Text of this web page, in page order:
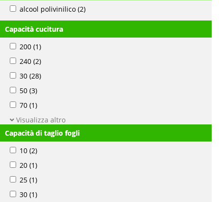
alcool polivinilico (2)
Capacità cucitura
200 (1)
240 (2)
30 (28)
50 (3)
70 (1)
Visualizza altro
Capacità di taglio fogli
10 (2)
20 (1)
25 (1)
30 (1)